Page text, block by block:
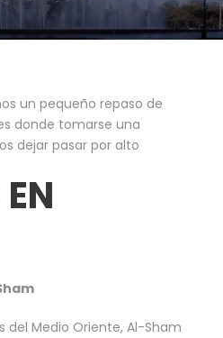
un pequeño repaso de
donde tomarse una
dejar pasar por alto
del Medio Oriente, Al-Sham